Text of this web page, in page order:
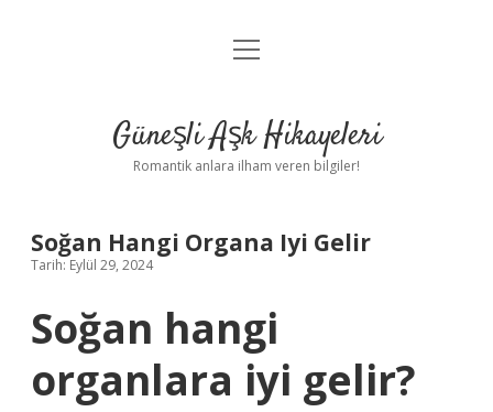
Anasayfa
Yasal Uyarı
menüyü
Güneşli Aşk Hikayeleri
Romantik anlara ilham veren bilgiler!
Soğan Hangi Organa Iyi Gelir
Tarih: Eylül 29, 2024
Soğan hangi
organlara iyi gelir?